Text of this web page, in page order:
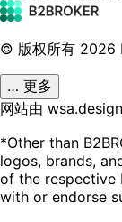
© 版权所有 2026
… 更多
网站由
*Other than
logos, brands,
of the respective
with or endorse